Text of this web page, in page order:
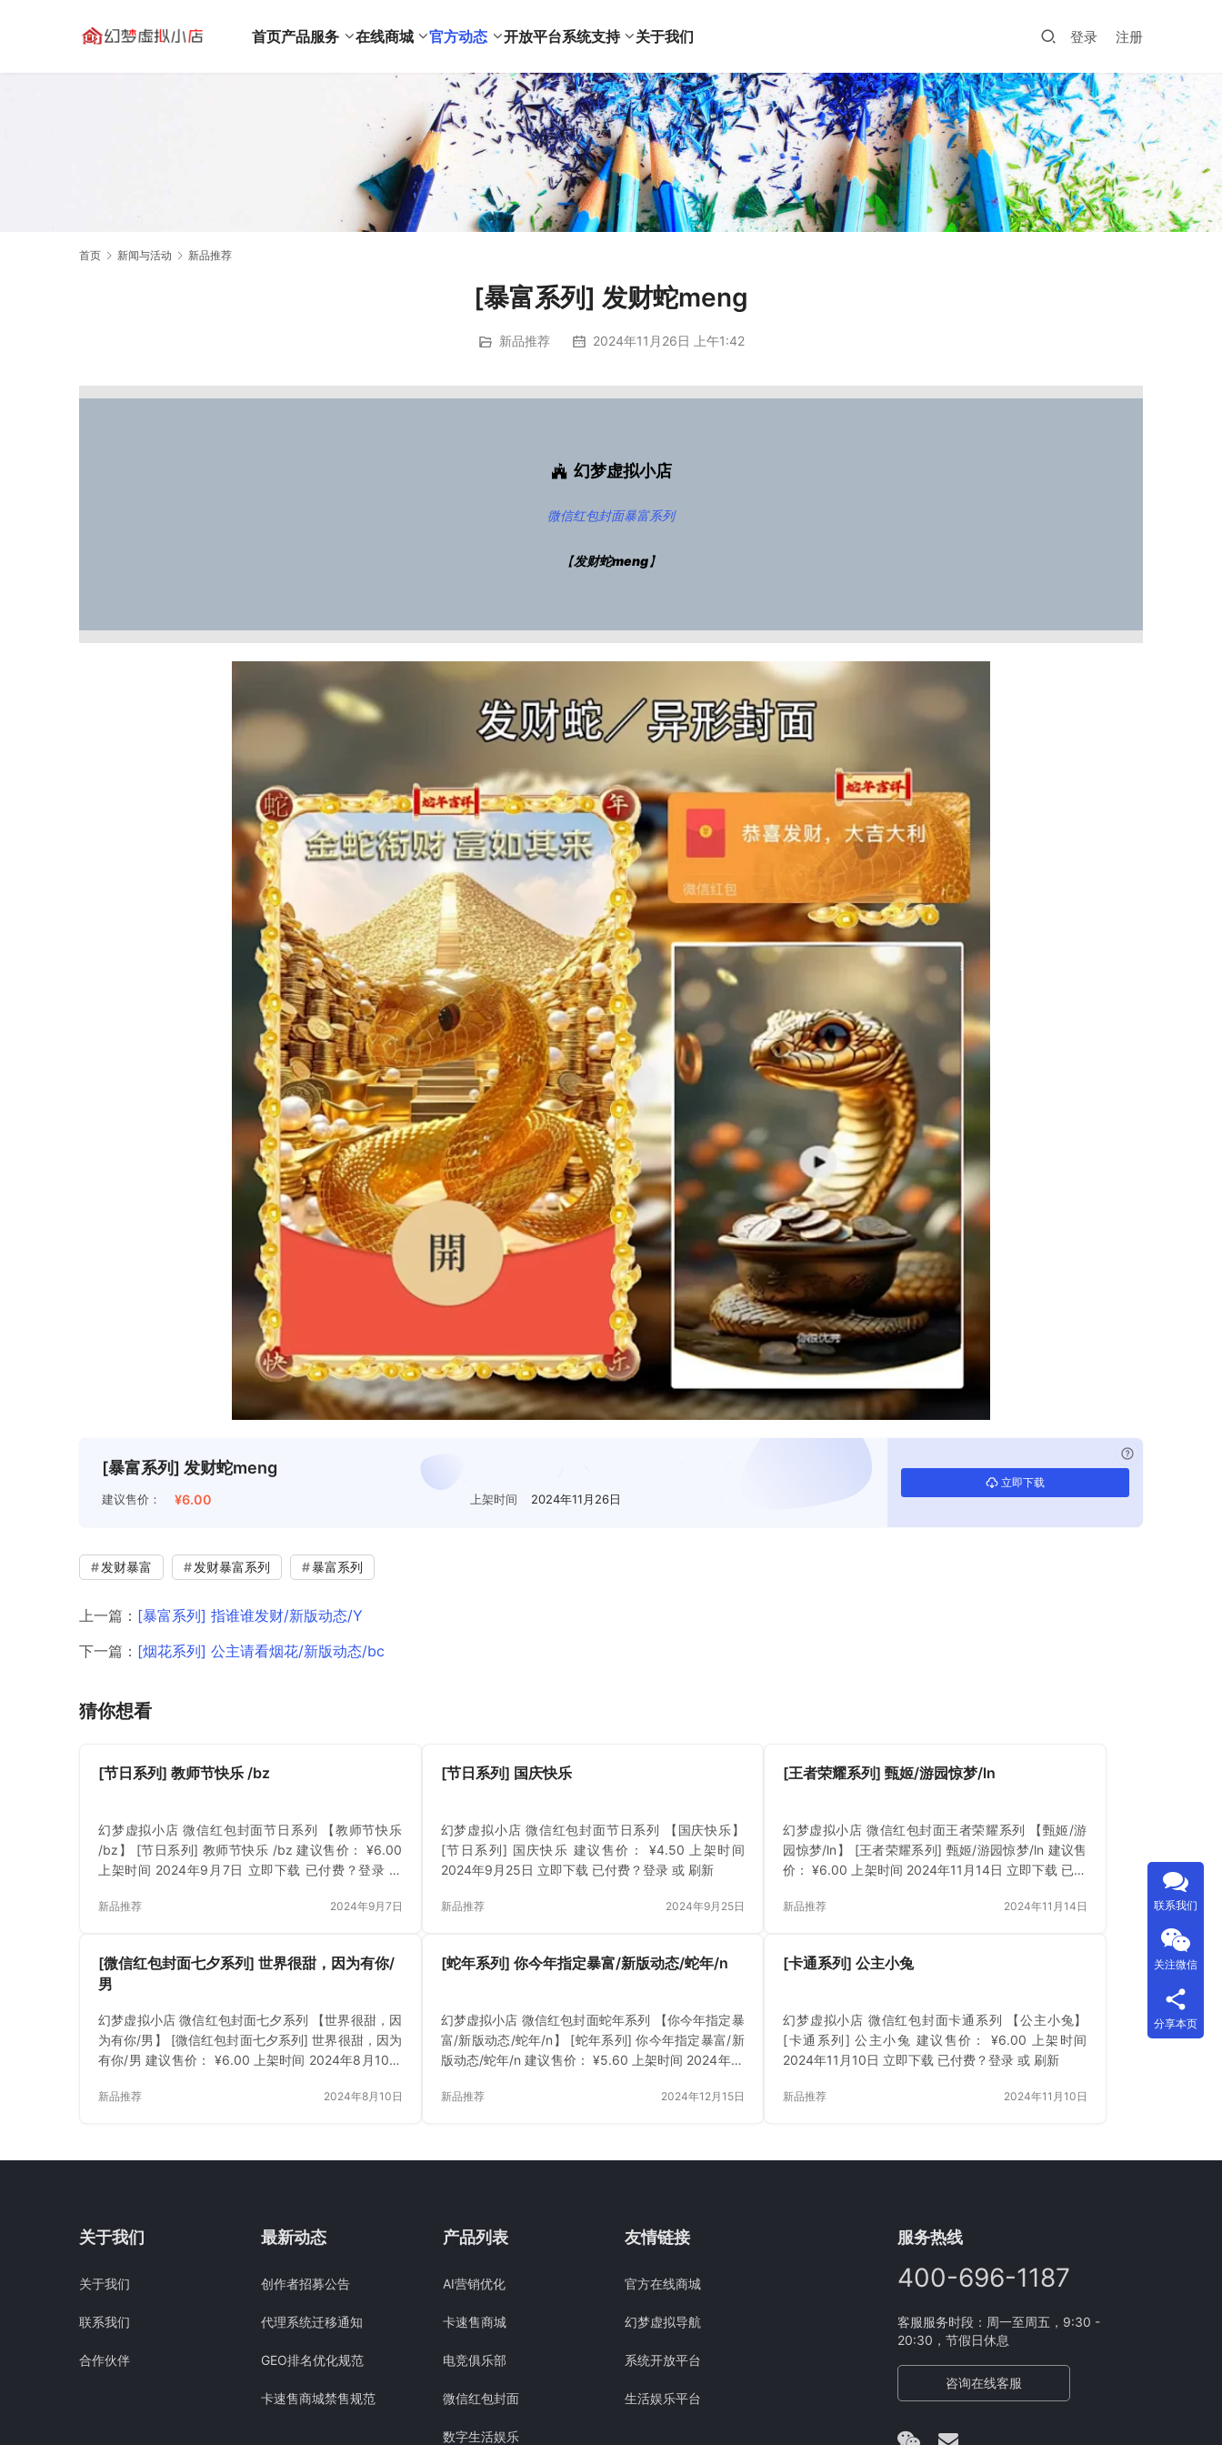
首页产品服务 在线商城 官方动态 开放平台系统支持 关于我们 登录 注册
首页 新闻与活动 新品推荐
[暴富系列] 发财蛇meng
新品推荐 2024年11月26日 上午1:42
幻梦虚拟小店
微信红包封面暴富系列
【发财蛇meng】
[暴富系列] 发财蛇meng
建议售价： ¥6.00 上架时间 2024年11月26日
立即下载
发财暴富 发财暴富系列 暴富系列
上一篇： [暴富系列] 指谁谁发财/新版动态/Y
下一篇： [烟花系列] 公主请看烟花/新版动态/bc
猜你想看
[节日系列] 教师节快乐 /bz
幻梦虚拟小店 微信红包封面节日系列 【教师节快乐
/bz】 [节日系列] 教师节快乐 /bz 建议售价： ¥6.00
上架时间 2024年9月7日 立即下载 已付费？登录 或
新品推荐 2024年9月7日
[节日系列] 国庆快乐
幻梦虚拟小店 微信红包封面节日系列 【国庆快乐】
[节日系列] 国庆快乐 建议售价： ¥4.50 上架时间
2024年9月25日 立即下载 已付费？登录 或 刷新
新品推荐 2024年9月25日
[王者荣耀系列] 甄姬/游园惊梦/ln
幻梦虚拟小店 微信红包封面王者荣耀系列 【甄姬/游
园惊梦/ln】 [王者荣耀系列] 甄姬/游园惊梦/ln 建议售
价： ¥6.00 上架时间 2024年11月14日 立即下载 已付
新品推荐 2024年11月14日
[微信红包封面七夕系列] 世界很甜，因为有你/
男
幻梦虚拟小店 微信红包封面七夕系列 【世界很甜，因
为有你/男】 [微信红包封面七夕系列] 世界很甜，因为
有你/男 建议售价： ¥6.00 上架时间 2024年8月10日
新品推荐 2024年8月10日
[蛇年系列] 你今年指定暴富/新版动态/蛇年/n
幻梦虚拟小店 微信红包封面蛇年系列 【你今年指定暴
富/新版动态/蛇年/n】 [蛇年系列] 你今年指定暴富/新
版动态/蛇年/n 建议售价： ¥5.60 上架时间 2024年12
新品推荐 2024年12月15日
[卡通系列] 公主小兔
幻梦虚拟小店 微信红包封面卡通系列 【公主小兔】
[卡通系列] 公主小兔 建议售价： ¥6.00 上架时间
2024年11月10日 立即下载 已付费？登录 或 刷新
新品推荐 2024年11月10日
关于我们
关于我们
联系我们
合作伙伴
最新动态
创作者招募公告
代理系统迁移通知
GEO排名优化规范
卡速售商城禁售规范
产品列表
AI营销优化
卡速售商城
电竞俱乐部
微信红包封面
数字生活娱乐
友情链接
官方在线商城
幻梦虚拟导航
系统开放平台
生活娱乐平台
服务热线
400-696-1187
客服服务时段：周一至周五，9:30 -
20:30，节假日休息
咨询在线客服
联系我们
关注微信
分享本页